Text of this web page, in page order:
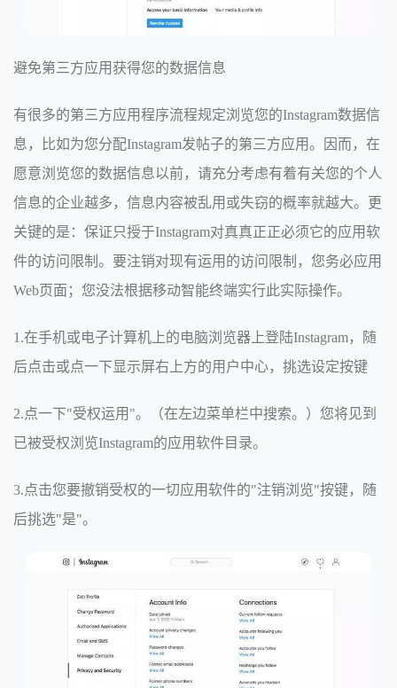
避免第三方应用获得您的数据信息
有很多的第三方应用程序流程规定浏览您的Instagram数据信
息，比如为您分配Instagram发帖子的第三方应用。因而，在
愿意浏览您的数据信息以前，请充分考虑有着有关您的个人
信息的企业越多，信息内容被乱用或失窃的概率就越大。更
关键的是：保证只授于Instagram对真真正正必须它的应用软
件的访问限制。要注销对现有运用的访问限制，您务必应用
Web页面；您没法根据移动智能终端实行此实际操作。
1.在手机或电子计算机上的电脑浏览器上登陆Instagram，随
后点击或点一下显示屏右上方的用户中心，挑选设定按键
2.点一下"受权运用"。（在左边菜单栏中搜索。）您将见到
已被受权浏览Instagram的应用软件目录。
3.点击您要撤销受权的一切应用软件的"注销浏览"按键，随
后挑选"是"。